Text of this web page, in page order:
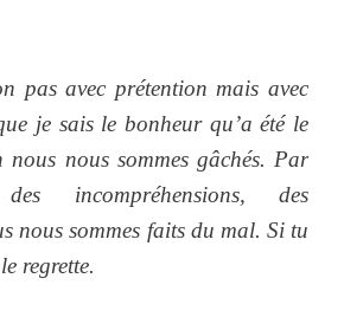
pas avec prétention mais avec
je sais le bonheur qu’a été le
nous nous sommes gâchés. Par
incompréhensions, des
nous sommes faits du mal. Si tu
regrette.